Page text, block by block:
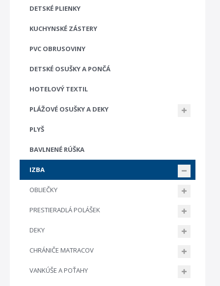
DETSKÉ PLIENKY
KUCHYNSKÉ ZÁSTERY
PVC OBRUSOVINY
DETSKÉ OSUŠKY A PONČÁ
HOTELOVÝ TEXTIL
PLÁŽOVÉ OSUŠKY A DEKY
PLYŠ
BAVLNENÉ RÚŠKA
IZBA
OBLIEČKY
PRESTIERADLÁ POLÁŠEK
DEKY
CHRÁNIČE MATRACOV
VANKÚŠE A POŤAHY